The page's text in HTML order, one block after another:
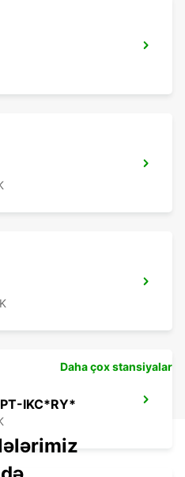
IKC*RY*
Daha çox stansiyalar